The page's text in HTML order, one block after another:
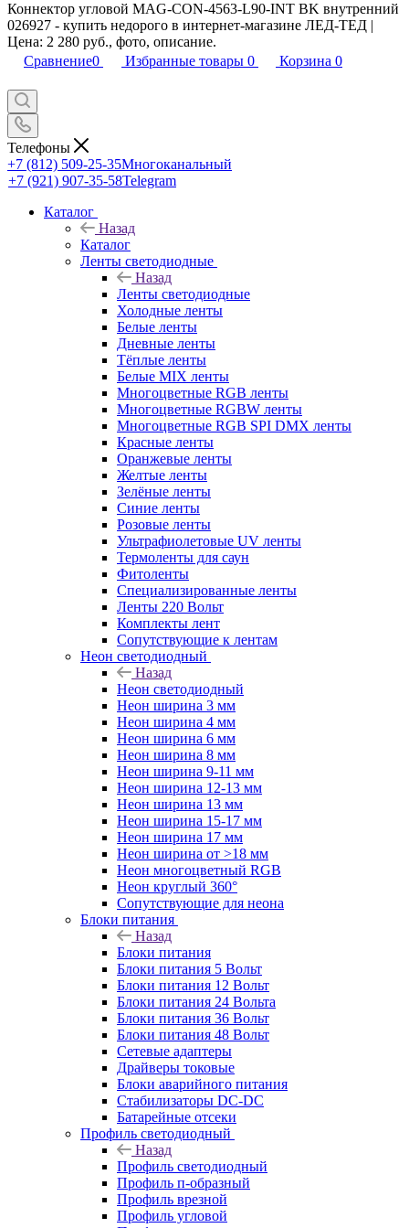
Коннектор угловой MAG-CON-4563-L90-INT BK внутренний
026927 - купить недорого в интернет-магазине ЛЕД-ТЕД |
Цена: 2 280 руб., фото, описание.
Сравнение0 Избранные товары 0 Корзина 0
Телефоны
+7 (812) 509-25-35Многоканальный
+7 (921) 907-35-58Telegram
Каталог
Назад
Каталог
Ленты светодиодные
Назад
Ленты светодиодные
Холодные ленты
Белые ленты
Дневные ленты
Тёплые ленты
Белые MIX ленты
Многоцветные RGB ленты
Многоцветные RGBW ленты
Многоцветные RGB SPI DMX ленты
Красные ленты
Оранжевые ленты
Желтые ленты
Зелёные ленты
Синие ленты
Розовые ленты
Ультрафиолетовые UV ленты
Термоленты для саун
Фитоленты
Специализированные ленты
Ленты 220 Вольт
Комплекты лент
Сопутствующие к лентам
Неон светодиодный
Назад
Неон светодиодный
Неон ширина 3 мм
Неон ширина 4 мм
Неон ширина 6 мм
Неон ширина 8 мм
Неон ширина 9-11 мм
Неон ширина 12-13 мм
Неон ширина 13 мм
Неон ширина 15-17 мм
Неон ширина 17 мм
Неон ширина от >18 мм
Неон многоцветный RGB
Неон круглый 360°
Сопутствующие для неона
Блоки питания
Назад
Блоки питания
Блоки питания 5 Вольт
Блоки питания 12 Вольт
Блоки питания 24 Вольта
Блоки питания 36 Вольт
Блоки питания 48 Вольт
Сетевые адаптеры
Драйверы токовые
Блоки аварийного питания
Стабилизаторы DC-DC
Батарейные отсеки
Профиль светодиодный
Назад
Профиль светодиодный
Профиль п-образный
Профиль врезной
Профиль угловой